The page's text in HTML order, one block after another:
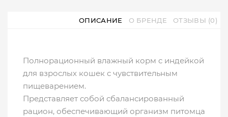
ОПИСАНИЕ О БРЕНДЕ ОТЗЫВЫ (0)
Полнорационный влажный корм с индейкой
для взрослых кошек с чувствительным
пищеварением.
Представляет собой сбалансированный
рацион, обеспечивающий организм питомца